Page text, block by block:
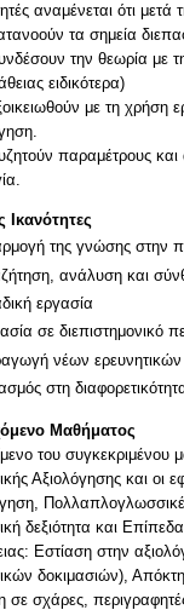
αναμένεται ότι
τα σημεία
την θεωρία με
ειδικότερα)
με τη
παραμέτρους
Ικανότητες
της γνώσης στην
ανάλυση και
εργασία
σε διεπιστημονικό
νέων ερευνητικών
στη
Μαθήματος
του
Αξιολόγησης και οι
δεξιότητα και
Εστίαση στην
δοκιμασιών),
σε σχάρες,